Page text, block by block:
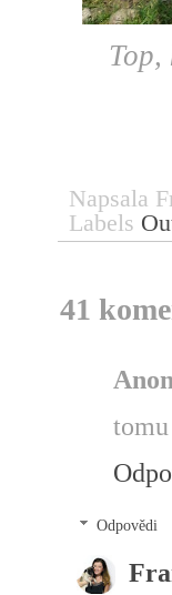
Napsala
Labels
41
Odpovědi